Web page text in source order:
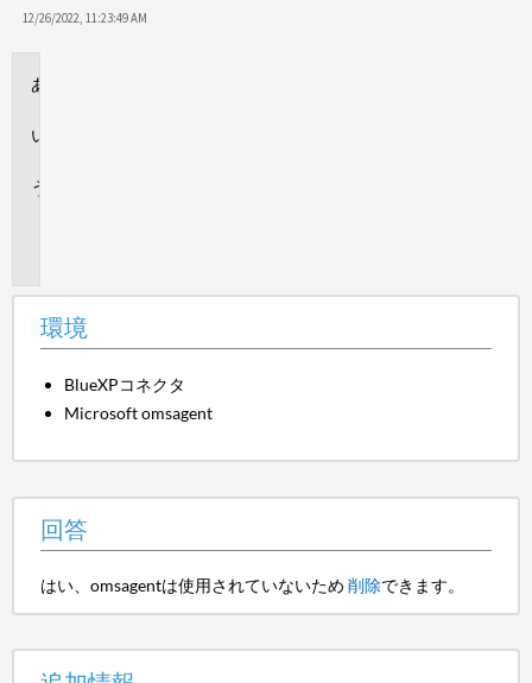
12/26/2022, 11:23:49 AM
環境
BlueXPコネクタ
Microsoft omsagent
回答
はい、omsagentは使用されていないため 削除できます。